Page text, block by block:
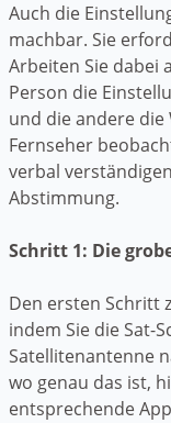
Auch die
machbar. Sie
Arbeiten Sie dabei
Person die
und die andere
Fernseher
verbal
Abstimmung.
Schritt 1: Die
Den ersten Schritt
indem Sie die Sat-
Satellitenantenne
wo genau das ist,
entsprechende